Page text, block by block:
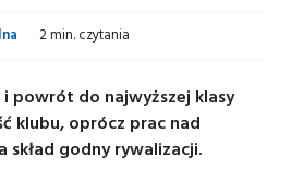
2 min. czytania
powrót do najwyższej klasy
klubu, oprócz prac nad
skład godny rywalizacji.